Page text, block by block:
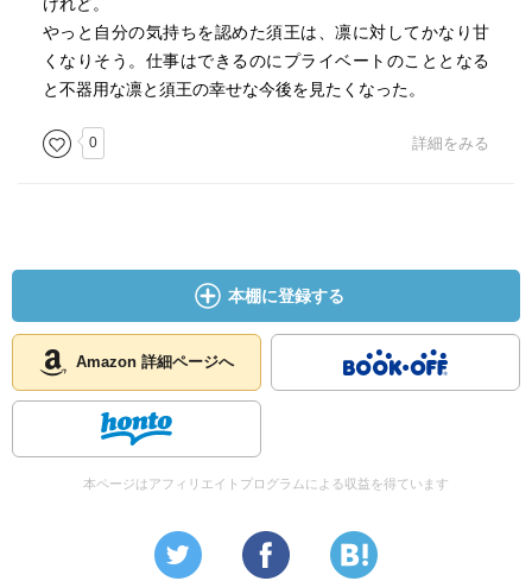
やっと自分の気持ちを認めた須王は、凛に対してかなり甘
くなりそう。仕事はできるのにプライベートのこととなる
と不器用な凛と須王の幸せな今後を見たくなった。
0 詳細をみる
本棚に登録する
Amazon 詳細ページへ
本ページはアフィリエイトプログラムによる収益を得ています